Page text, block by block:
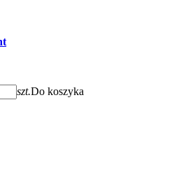
szt.Do koszyka